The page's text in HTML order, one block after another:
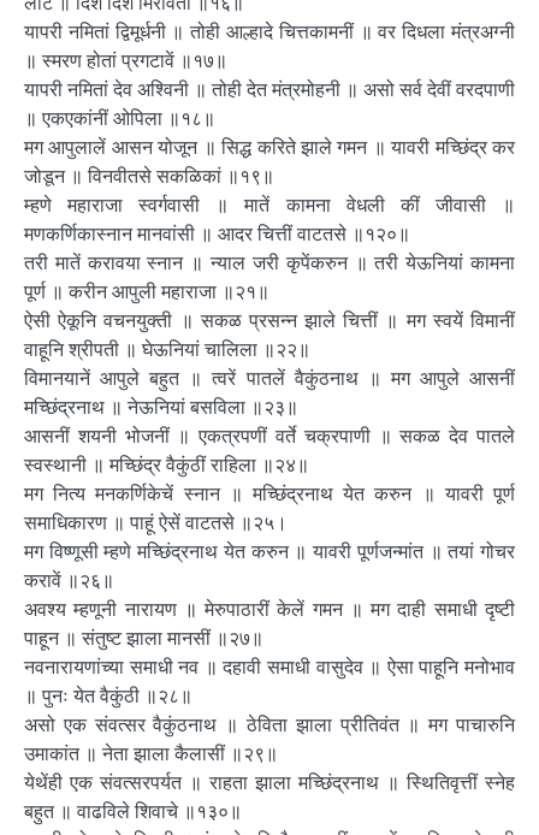
यापरी नमितां द्विमूर्धनी ॥ तोही आल्हादे चित्तकामनीं ॥ वर दिधला मंत्रअग्नी
॥ स्मरण होतां प्रगटावें ॥१७॥
यापरी नमितां देव अश्विनी ॥ तोही देत मंत्रमोहनी ॥ असो सर्व देवीं वरदपाणी
॥ एकएकांनीं ओपिला ॥१८॥
मग आपुलालें आसन योजून ॥ सिद्ध करिते झाले गमन ॥ यावरी मच्छिंद्र कर
जोडून ॥ विनवीतसे सकळिकां ॥१९॥
म्हणे महाराजा स्वर्गवासी ॥ मातें कामना वेधली कीं जीवासी ॥
मणकर्णिकास्नान मानवांसी ॥ आदर चित्तीं वाटतसे ॥१२०॥
तरी मातें करावया स्नान ॥ न्याल जरी कृपेंकरुन ॥ तरी येऊनियां कामना
पूर्ण ॥ करीन आपुली महाराजा ॥२१॥
ऐसी ऐकूनि वचनयुक्ती ॥ सकळ प्रसन्न झाले चित्तीं ॥ मग स्वयें विमानीं
वाहूनि श्रीपती ॥ घेऊनियां चालिला ॥२२॥
विमानयानें आपुले बहुत ॥ त्वरें पातलें वैकुंठनाथ ॥ मग आपुले आसनीं
मच्छिंद्रनाथ ॥ नेऊनियां बसविला ॥२३॥
आसनीं शयनी भोजनीं ॥ एकत्रपणीं वर्ते चक्रपाणी ॥ सकळ देव पातले
स्वस्थानी ॥ मच्छिंद्र वैकुंठीं राहिला ॥२४॥
मग नित्य मनकर्णिकेचें स्नान ॥ मच्छिंद्रनाथ येत करुन ॥ यावरी पूर्ण
समाधिकारण ॥ पाहूं ऐसें वाटतसे ॥२५।
मग विष्णूसी म्हणे मच्छिंद्रनाथ येत करुन ॥ यावरी पूर्णजन्मांत ॥ तयां गोचर
करावें ॥२६॥
अवश्य म्हणूनी नारायण ॥ मेरुपाठारीं केलें गमन ॥ मग दाही समाधी दृष्टी
पाहून ॥ संतुष्ट झाला मानसीं ॥२७॥
नवनारायणांच्या समाधी नव ॥ दहावी समाधी वासुदेव ॥ ऐसा पाहूनि मनोभाव
॥ पुनः येत वैकुंठी ॥२८॥
असो एक संवत्सर वैकुंठनाथ ॥ ठेविता झाला प्रीतिवंत ॥ मग पाचारुनि
उमाकांत ॥ नेता झाला कैलासीं ॥२९॥
येथेंही एक संवत्सरपर्यत ॥ राहता झाला मच्छिंद्रनाथ ॥ स्थितिवृत्तीं स्नेह
बहुत ॥ वाढविले शिवाचे ॥१३०॥